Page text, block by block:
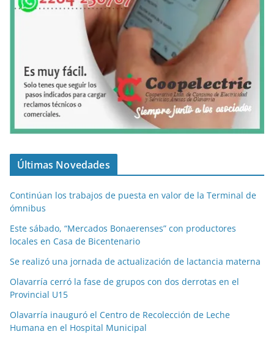
Últimas Novedades
Continúan los trabajos de puesta en valor de la Terminal de
ómnibus
Este sábado, “Mercados Bonaerenses” con productores
locales en Casa de Bicentenario
Se realizó una jornada de actualización de lactancia materna
Olavarría cerró la fase de grupos con dos derrotas en el
Provincial U15
Olavarría inauguró el Centro de Recolección de Leche
Humana en el Hospital Municipal